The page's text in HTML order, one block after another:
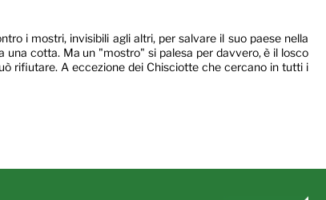
i mostri, invisibili agli altri, per salvare il suo paese nella
cotta. Ma un "mostro" si palesa per davvero, è il losco
rifiutare. A eccezione dei Chisciotte che cercano in tutti i